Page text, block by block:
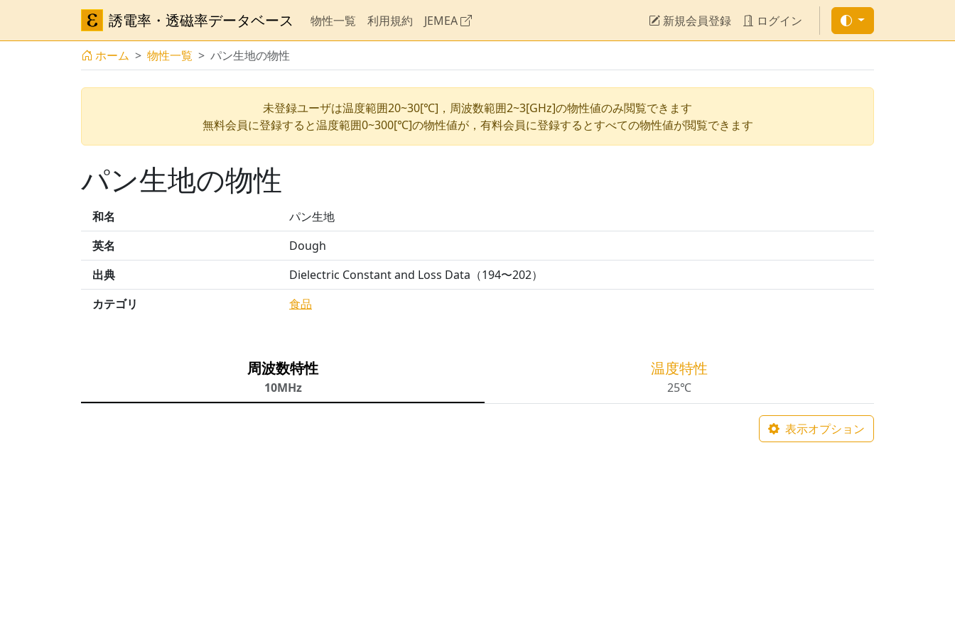
誘電率・透磁率データベース 物性一覧 利用規約 JEMEA 新規会員登録 ログイン
ホーム 物性一覧 パン生地の物性
未登録ユーザは温度範囲20~30[℃]，周波数範囲2~3[GHz]の物性値のみ閲覧できます
無料会員に登録すると温度範囲0~300[℃]の物性値が，有料会員に登録するとすべての物性値が閲覧できます
パン生地の物性
和名
パン生地
英名
Dough
出典
Dielectric Constant and Loss Data（194〜202）
カテゴリ
食品
周波数特性
10MHz
温度特性
25℃
表示オプション